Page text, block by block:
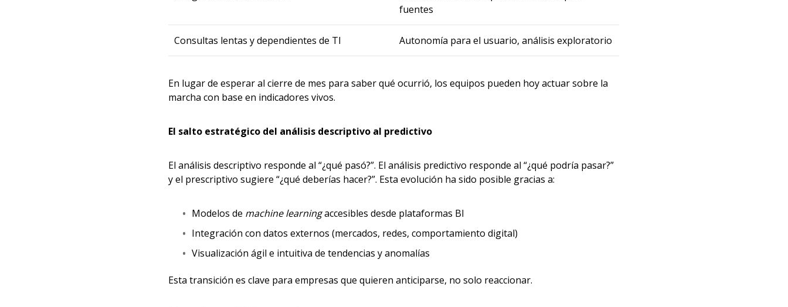
fuentes
Consultas lentas y dependientes de TI Autonomía para el usuario, análisis exploratorio
En lugar de esperar al cierre de mes para saber qué ocurrió, los equipos pueden hoy actuar sobre la
marcha con base en indicadores vivos.
El salto estratégico del análisis descriptivo al predictivo
El análisis descriptivo responde al “¿qué pasó?”. El análisis predictivo responde al “¿qué podría pasar?”
y el prescriptivo sugiere “¿qué deberías hacer?”. Esta evolución ha sido posible gracias a:
Modelos de machine learningaccesibles desde plataformas BI
Integración con datos externos (mercados, redes, comportamiento digital)
Visualización ágil e intuitiva de tendencias y anomalías
Esta transición es clave para empresas que quieren anticiparse, no solo reaccionar.